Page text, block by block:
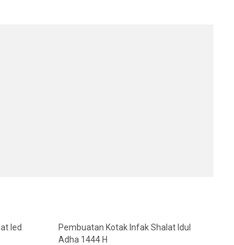
Ied
Pembuatan Kotak Infak Shalat Idul
Adha 1444 H